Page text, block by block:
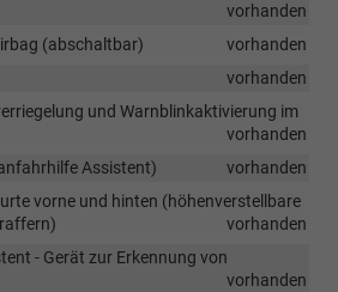
vorhanden
(abschaltbar)
vorhanden
vorhanden
und Warnblinkaktivierung im
vorhanden
Assistent)
vorhanden
vorne und hinten (höhenverstellbare
vorhanden
- Gerät zur Erkennung von
vorhanden